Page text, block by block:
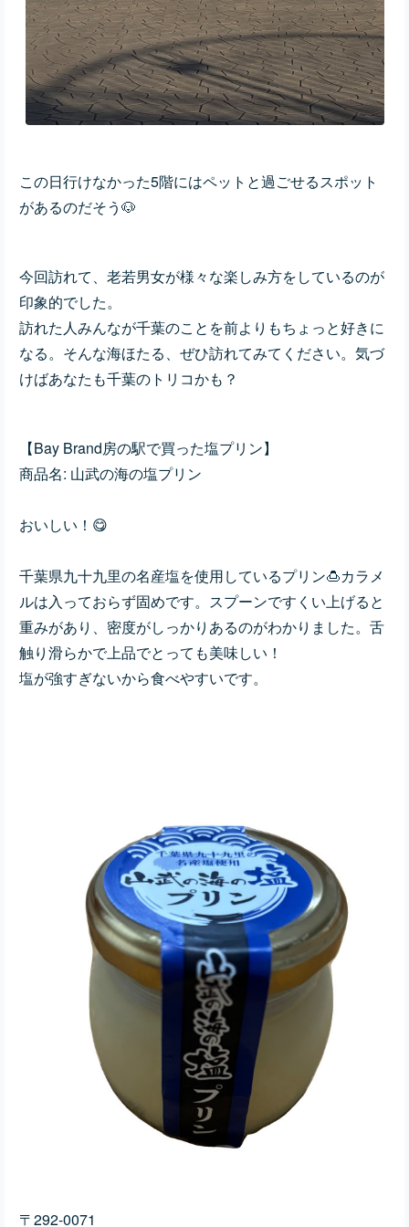
この日行けなかった5階にはペットと過ごせるスポット
があるのだそう🐶
今回訪れて、老若男女が様々な楽しみ方をしているのが
印象的でした。
訪れた人みんなが千葉のことを前よりもちょっと好きに
なる。そんな海ほたる、ぜひ訪れてみてください。気づ
けばあなたも千葉のトリコかも？
【Bay Brand房の駅で買った塩プリン】
商品名: 山武の海の塩プリン
おいしい！😋
千葉県九十九里の名産塩を使用しているプリン🍮カラメ
ルは入っておらず固めです。スプーンですくい上げると
重みがあり、密度がしっかりあるのがわかりました。舌
触り滑らかで上品でとっても美味しい！
塩が強すぎないから食べやすいです。
〒292-0071